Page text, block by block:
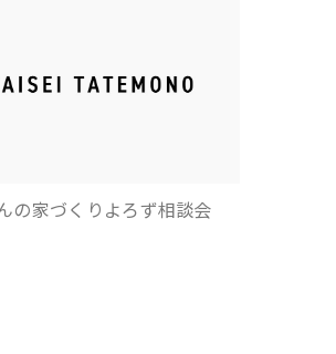
の家づくりよろず相談会